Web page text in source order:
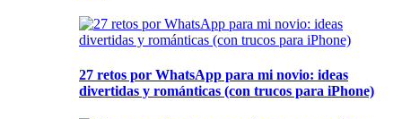
27 retos por WhatsApp para mi novio: ideas
divertidas y románticas (con trucos para iPhone)